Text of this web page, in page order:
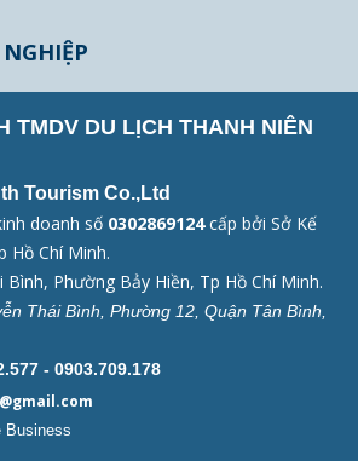
TMDV DU LỊCH THANH NIÊN
Tourism Co.,Ltd
doanh số 0302869124cấp bởi Sở Kế
Hồ Chí Minh.
Bình, Phường Bảy Hiền, Tp Hồ Chí Minh.
Thái Bình, Phường 12, Quận Tân Bình,
- 0903.709.178
Business